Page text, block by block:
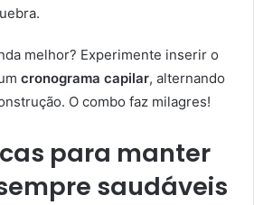
melhor? Experimente inserir o
cronograma capilar, alternando
O combo faz milagres!
para manter
saudáveis